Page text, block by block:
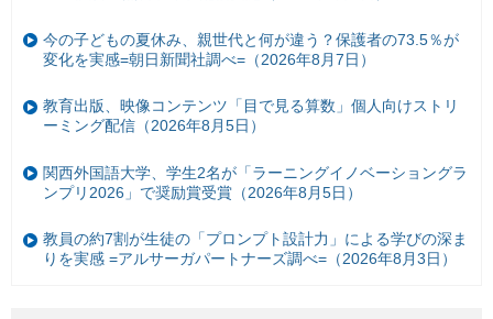
今の子どもの夏休み、親世代と何が違う？保護者の73.5％が
変化を実感=朝日新聞社調べ=（2026年8月7日）
教育出版、映像コンテンツ「目で見る算数」個人向けストリ
ーミング配信（2026年8月5日）
関西外国語大学、学生2名が「ラーニングイノベーショングラ
ンプリ2026」で奨励賞受賞（2026年8月5日）
教員の約7割が生徒の「プロンプト設計力」による学びの深ま
りを実感 =アルサーガパートナーズ調べ=（2026年8月3日）